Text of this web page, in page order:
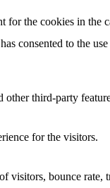
for the cookies in the
consented to the
other third-party
for the visitors.
visitors, bounce rate,